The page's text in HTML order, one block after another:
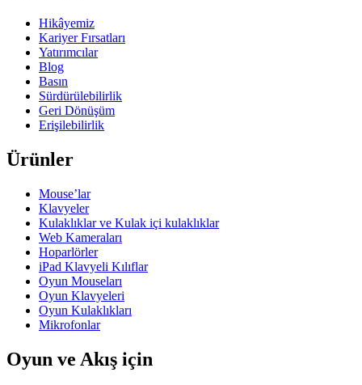
Hikâyemiz
Kariyer Fırsatları
Yatırımcılar
Blog
Basın
Sürdürülebilirlik
Geri Dönüşüm
Erişilebilirlik
Ürünler
Mouse’lar
Klavyeler
Kulaklıklar ve Kulak içi kulaklıklar
Web Kameraları
Hoparlörler
iPad Klavyeli Kılıflar
Oyun Mouseları
Oyun Klavyeleri
Oyun Kulaklıkları
Mikrofonlar
Oyun ve Akış için